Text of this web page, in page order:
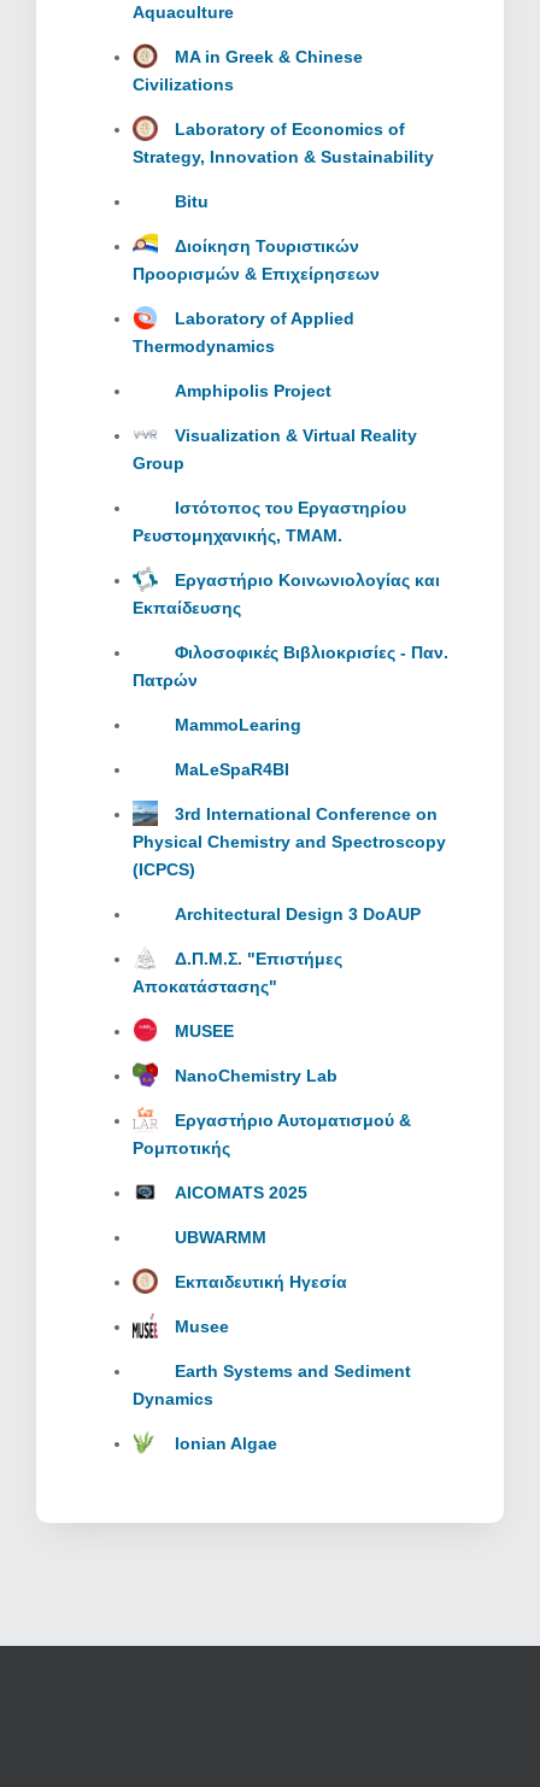
Aquaculture
MA in Greek & Chinese
Civilizations
Laboratory of Economics of
Strategy, Innovation & Sustainability
Bitu
Διοίκηση Τουριστικών
Προορισμών & Επιχείρησεων
Laboratory of Applied
Thermodynamics
Amphipolis Project
Visualization & Virtual Reality
Group
Ιστότοπος του Εργαστηρίου
Ρευστομηχανικής, ΤΜΑΜ.
Εργαστήριο Κοινωνιολογίας και
Εκπαίδευσης
Φιλοσοφικές Βιβλιοκρισίες - Παν.
Πατρών
MammoLearing
MaLeSpaR4BI
3rd International Conference on
Physical Chemistry and Spectroscopy
(ICPCS)
Architectural Design 3 DoAUP
Δ.Π.Μ.Σ. "Επιστήμες
Αποκατάστασης"
MUSEE
NanoChemistry Lab
Εργαστήριο Αυτοματισμού &
Ρομποτικής
AICOMATS 2025
UBWARMM
Εκπαιδευτική Ηγεσία
Musee
Earth Systems and Sediment
Dynamics
Ionian Algae